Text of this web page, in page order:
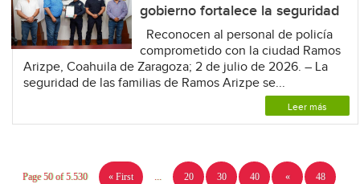
gobierno fortalece la seguridad
Reconocen al personal de policía
comprometido con la ciudad Ramos
Arizpe, Coahuila de Zaragoza; 2 de julio de 2026. – La
seguridad de las familias de Ramos Arizpe se...
Leer más
Page 50 of 5.530 « First 20 30 40 « 48